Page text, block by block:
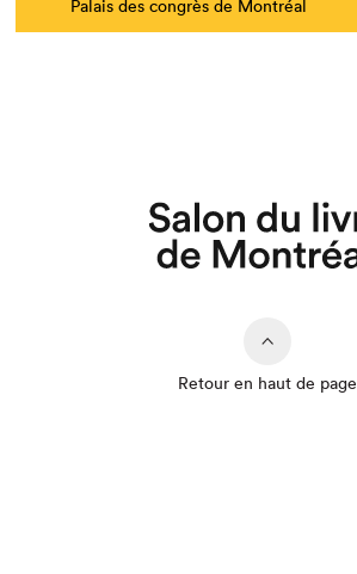
Palais des congrès de Montréal
Retour en haut de page